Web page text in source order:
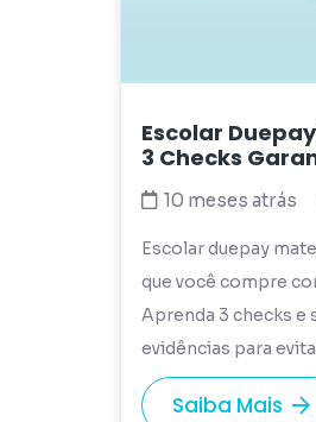
Escolar
3 Checks
10 meses atrás
Escolar duepay
que você compre
Aprenda 3 checks e
evidências para
Saiba Mais